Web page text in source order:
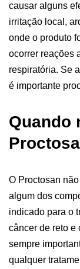
causar alguns
irritação local,
onde o produto
ocorrer reações
respiratória. Se
é importante
Quando
O Proctosan
algum dos
indicado para o
câncer de reto e
sempre
qualquer